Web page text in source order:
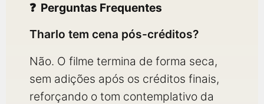
Perguntas Frequentes
Tharlo tem cena pós-créditos?
Não. O filme termina de forma seca,
sem adições após os créditos finais,
reforçando o tom contemplativo da